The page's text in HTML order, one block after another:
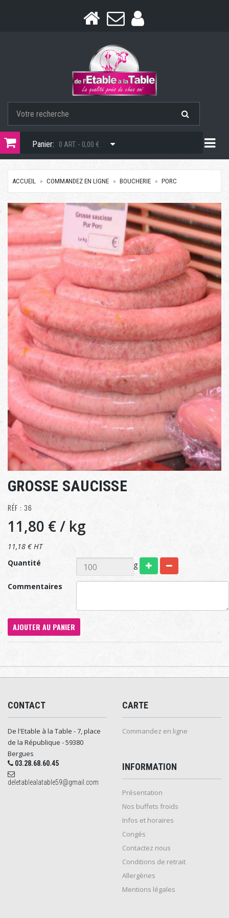
Panier: 0 ART. - 0,00 €
ACCUEIL COMMANDEZ EN LIGNE BOUCHERIE PORC
GROSSE SAUCISSE
RÉF : 36
11,80 €/ kg
11,18 € HT
Quantité
g
Commentaires
AJOUTER AU PANIER
CONTACT
De l'Etable à la Table - 7, place
de la République - 59380
Bergues
03.28.68.60.45
deletablealatable59@gmail.com
CARTE
Commandez en ligne
INFORMATION
Présentation
Nos buffets froids
Infos et horaires
Congés
Contactez nous
Conditions de retrait
Allergènes
Mentions légales